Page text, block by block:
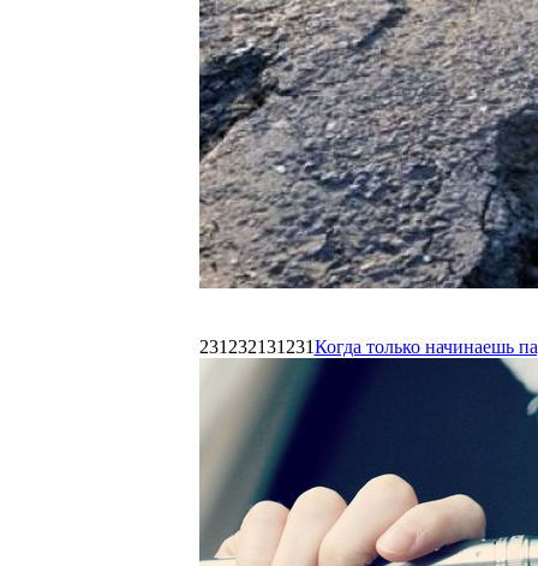
231232131231Когда только начинаешь